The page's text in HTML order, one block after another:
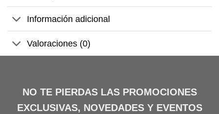
Información adicional
Valoraciones (0)
NO TE PIERDAS LAS PROMOCIONES
EXCLUSIVAS, NOVEDADES Y EVENTOS